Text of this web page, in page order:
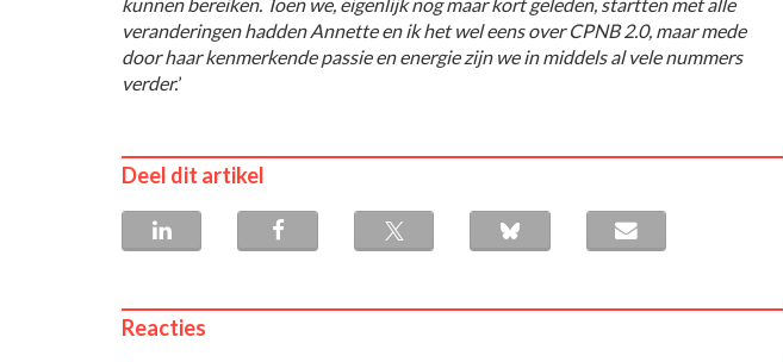
veranderingen hadden Annette en ik het wel eens over CPNB 2.0, maar mede
door haar kenmerkende passie en energie zijn we in middels al vele nummers
verder.’
Deel dit artikel
Reacties